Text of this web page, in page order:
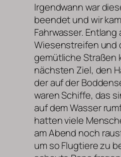
Irgendwann war
beendet und wir
Fahrwasser. Entlang
Wiesenstreifen und
gemütliche Straßen
nächsten Ziel, den
der auf der
waren Schiffe, das
auf dem Wasser
hatten viele
am Abend noch
um so Flugtiere zu